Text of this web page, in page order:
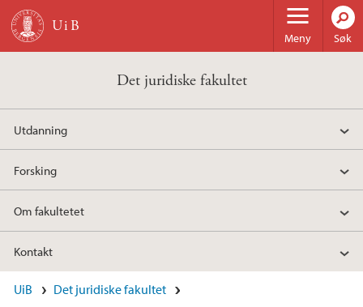
Hopp til hovedinnhold
Meny Søk
Det juridiske fakultet
Utdanning
Forsking
Om fakultetet
Kontakt
UiB Det juridiske fakultet